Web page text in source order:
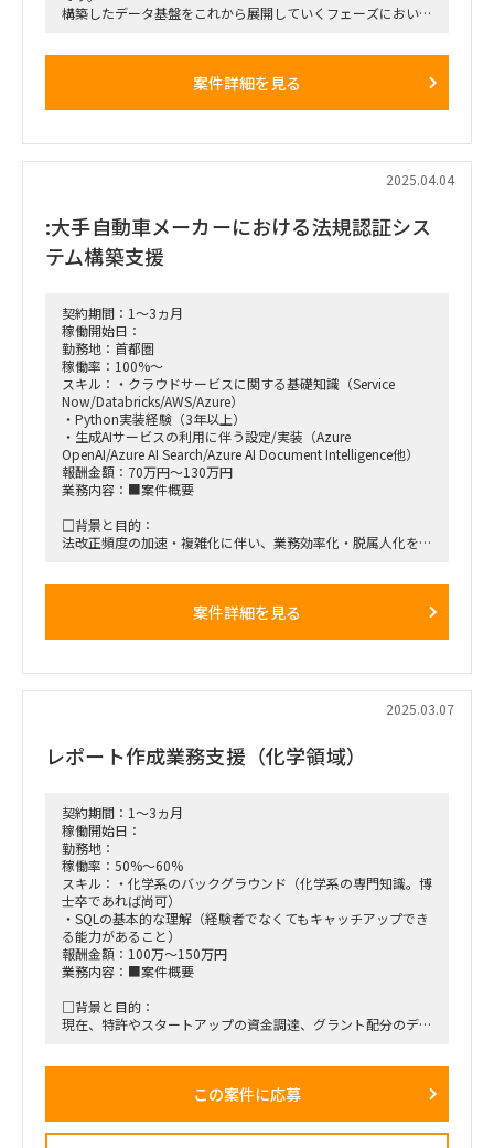
Pythonでのシステム構築・運用
IFロジック（データ変換、エラー処理など）の実装
構築したデータ基盤をこれから展開していくフェーズにおい
・分析基盤の構築のためのデータの加工や整理、統合
・CDP・BIなどのデータ基盤上でのプロダクトの展開、機能追
加、サポート
勤務地：海浜幕張、リモート併用（出社週2程度）
案件詳細を見る
2025.04.04
:大手自動車メーカーにおける法規認証シス
テム構築支援
契約期間：1～3ヵ月
稼働開始日：
勤務地：首都圏
稼働率：100%～
スキル：・クラウドサービスに関する基礎知識（Service
Now/Databricks/AWS/Azure）
・Python実装経験（3年以上）
・生成AIサービスの利用に伴う設定/実装（Azure
OpenAI/Azure AI Search/Azure AI Document Intelligence他）
報酬金額：70万円～130万円
業務内容：■案件概要
□背景と目的：
法改正頻度の加速・複雑化に伴い、業務効率化・脱属人化を目
生成AIを活用して、法令情報の自動化・効率化の機能（収集・
精度結果や改善課題等を報告資料として取りまとめる
への翻訳など）
■稼働率：100％
■働き方/勤務場所：基本リモート
■募集人数：3名
■面談回数：2回
案件詳細を見る
2025.03.07
レポート作成業務支援（化学領域）
契約期間：1～3ヵ月
稼働開始日：
勤務地：
稼働率：50%～60%
スキル：・化学系のバックグラウンド（化学系の専門知識。博
士卒であれば尚可）
・SQLの基本的な理解（経験者でなくてもキャッチアップでき
る能力があること）
報酬金額：100万～150万円
業務内容：■案件概要
□背景と目的：
現在、特許やスタートアップの資金調達、グラント配分のデー
アナリスト側の人的リソースが不足しており、追加メンバーを
データベースからのデータ抽出と前処理を通じて、分析可能な
この案件に応募